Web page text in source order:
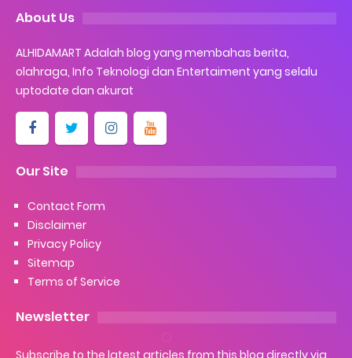
About Us
ALHIDAMART Adalah blog yang membahas berita,
olahraga, Info Teknologi dan Entertaiment yang selalu
uptodate dan akurat
Our Site
Contact Form
Disclaimer
Privacy Policy
Sitemap
Terms of Service
Newsletter